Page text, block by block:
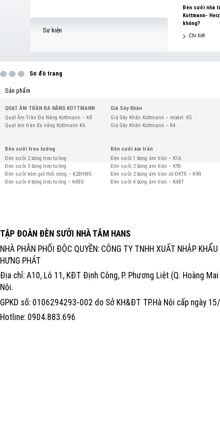
Sự kiện
Đèn sưởi nhà
Kottmann-
không?
Chi tiết
Sơ đồ trang
Sản phẩm
QUẠT ÂM TRẦN ĐA NĂNG KOTTMANN
Quạt Âm Trần Đa Năng Kottmann – K8
Quạt âm trần đa năng Kottmann K6
Giá Sấy Khăn
Giá Sấy Khăn Kottmann – model: K5
Giá Sấy Khăn Kottmann – K4
Đèn sưởi treo tường
Đèn sưởi 2 bóng treo tường
Đèn sưởi 3 bóng treo tường
Đèn sưởi kèm gió thổi nóng – K2BHWG
Đèn sưởi 4 bóng treo tường – K4BG
Đèn sưởi âm trần
Đèn sưởi 1 bóng âm trần – K1A
Đèn sưởi 2 bóng âm trần – K9S
Đèn sưởi 2 bóng âm trần có ĐKTX – K9R
Đèn sưởi 4 bóng âm trần – K4BT
TẬP ĐOÀN ĐÈN SƯỞI NHÀ TẮM HANS
NHÀ PHÂN PHỐI ĐỘC QUYỀN: CÔNG TY TNHH XUẤT NHẬP
HƯNG PHÁT
Địa chỉ: A10, Lô 11, KĐT Định Công, P. Phương Liệt (Q. Hoàng Mai
Nội.
GPKD số: 0106294293-002 do Sở KH&ĐT TP.Hà Nội cấp ngày
Hotline: 0904.883.696